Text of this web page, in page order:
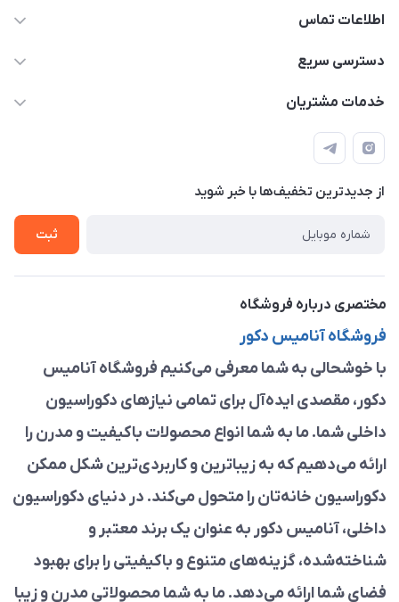
اطلاعات تماس
09913878908 _ 09201096459 _ 021.28424157
دسترسی سریع
حساب کاربری
لیست محصولات
درباره ما
خدمات مشتریان
قوانین و مقررات
حریم خصوصی
راهنما
از جدید‌ترین تخفیف‌ها با‌ خبر شوید
ثبت
مختصری درباره فروشگاه
فروشگاه آنامیس دکور
با خوشحالی به شما معرفی می‌کنیم فروشگاه آنامیس
دکور، مقصدی ایده‌آل برای تمامی نیازهای دکوراسیون
داخلی شما. ما به شما انواع محصولات باکیفیت و مدرن را
ارائه می‌دهیم که به زیباترین و کاربردی‌ترین شکل ممکن
دکوراسیون خانه‌تان را متحول می‌کند. در دنیای دکوراسیون
داخلی، آنامیس دکور به عنوان یک برند معتبر و
شناخته‌شده، گزینه‌های متنوع و باکیفیتی را برای بهبود
فضای شما ارائه می‌دهد. ما به شما محصولاتی مدرن و زیبا